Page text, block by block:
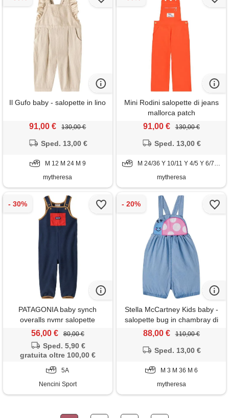
Il Gufo baby - salopette in lino
91,00 € 130,00 €
Sped. 13,00 €
M 12 M 24 M 9
mytheresa
Mini Rodini salopette di jeans
mallorca patch
91,00 € 130,00 €
Sped. 13,00 €
M 24/36 Y 10/11 Y 4/5 Y 6/7 Y 8/9
mytheresa
PATAGONIA baby synch
overalls nvmr salopette
bambini
56,00 € 80,00 €
Sped. 5,90 €
gratuita oltre 100,00 €
5A
Nencini Sport
Stella McCartney Kids baby -
salopette bug in chambray di
cotone
88,00 € 110,00 €
Sped. 13,00 €
M 3 M 36 M 6
mytheresa